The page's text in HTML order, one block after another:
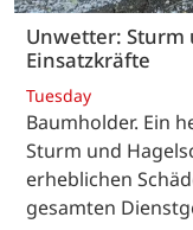
Unwetter: Sturm
Einsatzkräfte
Tuesday
Baumholder. Ein
Sturm und
erheblichen
gesamten